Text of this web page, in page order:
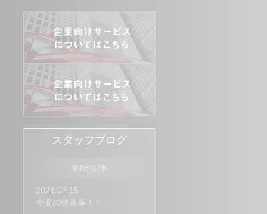
スタッフブログ
最新の記事
2021.02.15
今週の特選車！！